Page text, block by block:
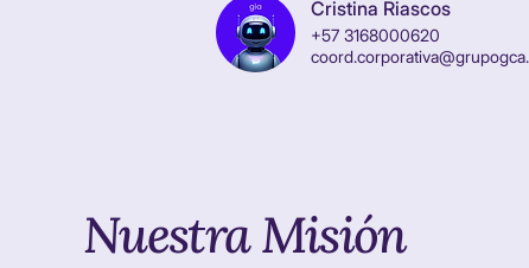
Cristina Riascos
+57 3168000620
Nuestra Misión